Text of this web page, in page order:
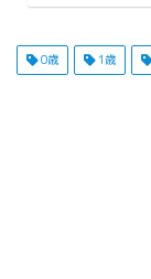
0歳 1歳